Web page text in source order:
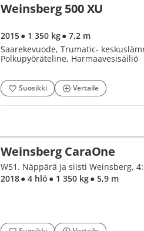
Weinsberg 500 XU
2015● 1 350 kg● 7,2 m
Saarekevuode, Trumatic-
Polkupyöräteline, Harmaavesisäiliö
Suosikki Vertaile
Weinsberg CaraOne
W51. Näppärä ja siisti Weinsberg,
2018● 4 hlö ● 1 350 kg● 5,9 m